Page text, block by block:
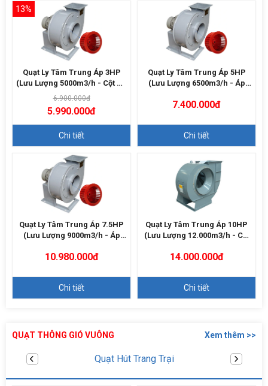
13%
Quạt Ly Tâm Trung Áp 3HP
(Lưu Lượng 5000m3/h - Cột Áp
1200Pa)
6.900.000đ
5.990.000đ
Chi tiết
Quạt Ly Tâm Trung Áp 5HP
(Lưu Lượng 6500m3/h - Áp
7.400.000đ
Chi tiết
Quạt Ly Tâm Trung Áp 7.5HP
(Lưu Lượng 9000m3/h - Áp
10.980.000đ
Chi tiết
Quạt Ly Tâm Trung Áp 10HP
(Lưu Lượng 12.000m3/h - Cột
14.000.000đ
Chi tiết
QUẠT THÔNG GIÓ VUÔNG Xem thêm >>
Quạt thông gió vuông FT